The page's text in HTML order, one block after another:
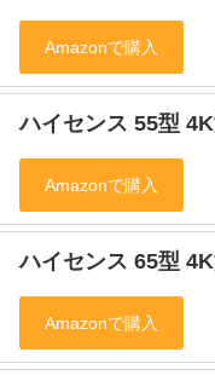
ハイセンス 55型
ハイセンス 65型